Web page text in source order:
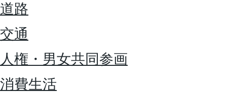
道路
交通
人権・男女共同参画
消費生活